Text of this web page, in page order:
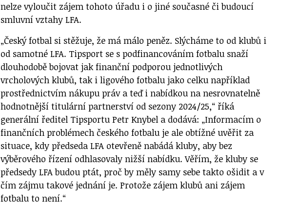
nelze vyloučit zájem tohoto úřadu i o jiné současné či budoucí
smluvní vztahy LFA.
„Český fotbal si stěžuje, že má málo peněz. Slýcháme to od klubů i
od samotné LFA. Tipsport se s podfinancováním fotbalu snaží
dlouhodobě bojovat jak finanční podporou jednotlivých
vrcholových klubů, tak i ligového fotbalu jako celku například
prostřednictvím nákupu práv a teď i nabídkou na nesrovnatelně
hodnotnější titulární partnerství od sezony 2024/25,“ říká
generální ředitel Tipsportu Petr Knybel a dodává: „Informacím o
finančních problémech českého fotbalu je ale obtížné uvěřit za
situace, kdy předseda LFA otevřeně nabádá kluby, aby bez
výběrového řízení odhlasovaly nižší nabídku. Věřím, že kluby se
předsedy LFA budou ptát, proč by měly samy sebe takto ošidit a v
čím zájmu takové jednání je. Protože zájem klubů ani zájem
fotbalu to není.“